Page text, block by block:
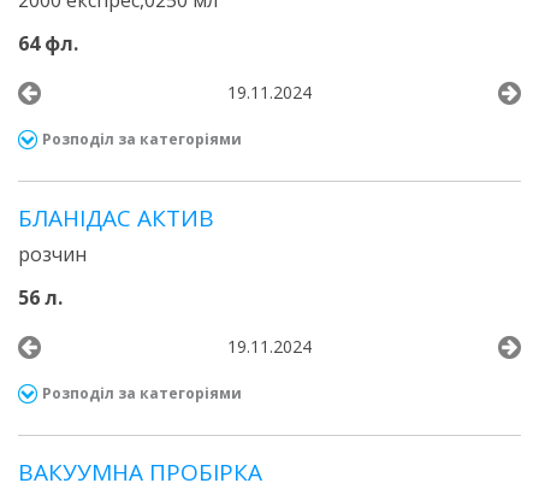
64 фл.
19.11.2024
Розподіл за категоріями
БЛАНІДАС АКТИВ
розчин
56 л.
19.11.2024
Розподіл за категоріями
ВАКУУМНА ПРОБІРКА